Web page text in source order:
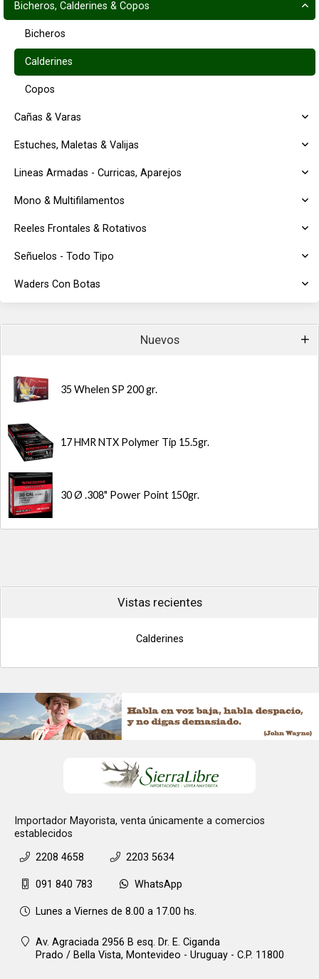
Bicheros, Calderines & Copos
Bicheros
Calderines
Copos
Cañas & Varas
Estuches, Maletas & Valijas
Lineas Armadas - Curricas, Aparejos
Mono & Multifilamentos
Reeles Frontales & Rotativos
Señuelos - Todo Tipo
Waders Con Botas
Nuevos
35 Whelen SP 200 gr.
17 HMR NTX Polymer Tip 15.5gr.
30 Ø .308" Power Point 150gr.
Vistas recientes
Calderines
Importador Mayorista, venta únicamente a comercios
establecidos
2208 4658
2203 5634
091 840 783 WhatsApp
Lunes a Viernes de 8.00 a 17.00 hs.
Av. Agraciada 2956 B esq. Dr. E. Ciganda
Prado / Bella Vista, Montevideo - Uruguay - C.P. 11800